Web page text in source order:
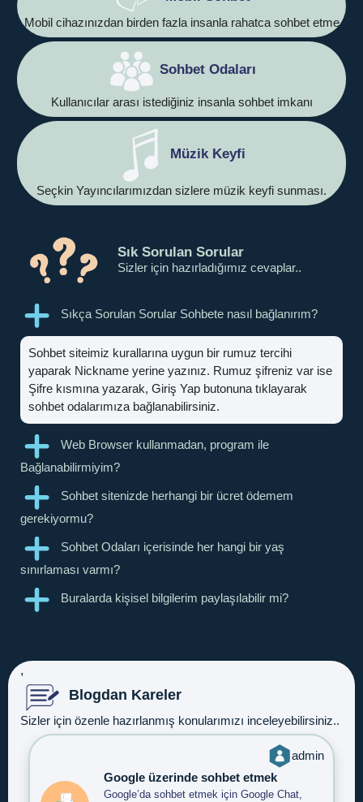
Mobil cihazınızdan birden fazla insanla rahatca sohbet etme
Sohbet Odaları
Kullanıcılar arası istediğiniz insanla sohbet imkanı
Müzik Keyfi
Seçkin Yayıncılarımızdan sizlere müzik keyfi sunması.
Sık Sorulan Sorular
Sizler için hazırladığımız cevaplar..
Sıkça Sorulan Sorular Sohbete nasıl bağlanırım?
Sohbet siteimiz kurallarına uygun bir rumuz tercihi
yaparak Nickname yerine yazınız. Rumuz şifreniz var ise
Şifre kısmına yazarak, Giriş Yap butonuna tıklayarak
sohbet odalarımıza bağlanabilirsiniz.
Web Browser kullanmadan, program ile
Bağlanabilirmiyim?
Sohbet sitenizde herhangi bir ücret ödemem
gerekiyormu?
Sohbet Odaları içerisinde her hangi bir yaş
sınırlaması varmı?
Buralarda kişisel bilgilerim paylaşılabilir mi?
,
Blogdan Kareler
Sizler için özenle hazırlanmış konularımızı inceleyebilirsiniz..
admin
Google üzerinde sohbet etmek
Google’da sohbet etmek için Google Chat,